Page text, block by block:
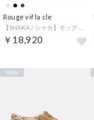
Rouge vif la cle
￥18,920
NEW